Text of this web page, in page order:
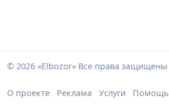
© 2026 «Elbozor» Все права защищены
О проекте Реклама Услуги Помощь